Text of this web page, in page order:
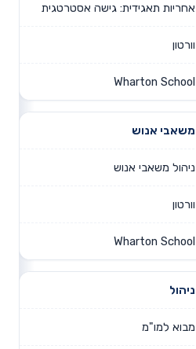
אחריות תאגידית: גישה אסטרטגית
וורטון
Wharton School
משאבי אנוש
ניהול משאבי אנוש
וורטון
Wharton School
ניהול
מבוא למו"מ